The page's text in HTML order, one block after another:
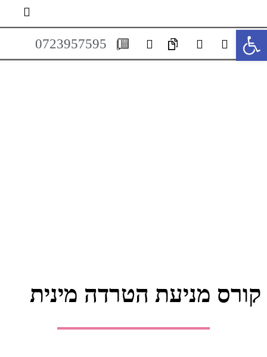
פתח סרגל נגישות 0723957595
קורס מניעת הטרדה מינית